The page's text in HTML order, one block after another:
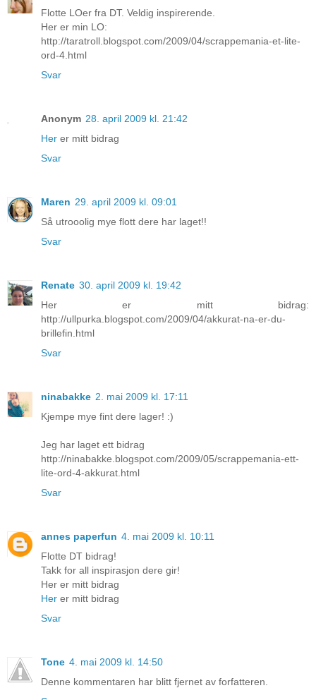
Flotte LOer fra DT. Veldig inspirerende.
Her er min LO:
http://taratroll.blogspot.com/2009/04/scrappemania-et-lite-
ord-4.html
Svar
Anonym 28. april 2009 kl. 21:42
Her er mitt bidrag
Svar
Maren 29. april 2009 kl. 09:01
Så utrooolig mye flott dere har laget!!
Svar
Renate 30. april 2009 kl. 19:42
Her er mitt bidrag:
http://ullpurka.blogspot.com/2009/04/akkurat-na-er-du-
brillefin.html
Svar
ninabakke 2. mai 2009 kl. 17:11
Kjempe mye fint dere lager! :)
Jeg har laget ett bidrag
http://ninabakke.blogspot.com/2009/05/scrappemania-ett-
lite-ord-4-akkurat.html
Svar
annes paperfun 4. mai 2009 kl. 10:11
Flotte DT bidrag!
Takk for all inspirasjon dere gir!
Her er mitt bidrag
Her er mitt bidrag
Svar
Tone 4. mai 2009 kl. 14:50
Denne kommentaren har blitt fjernet av forfatteren.